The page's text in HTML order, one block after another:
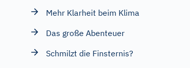
Mehr Klarheit beim Klima
Das große Abenteuer
Schmilzt die Finsternis?